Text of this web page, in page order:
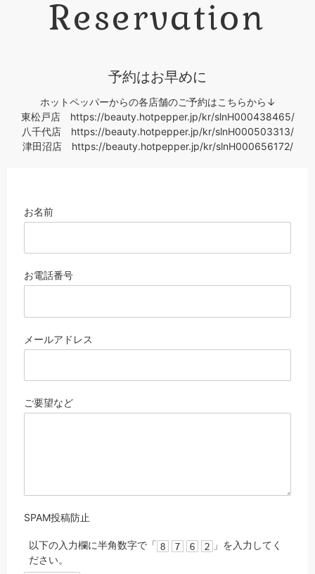
Reservation
予約はお早めに
ホットペッパーからの各店舗のご予約はこちらから↓
東松戸店 https://beauty.hotpepper.jp/kr/slnH000438465/
八千代店 https://beauty.hotpepper.jp/kr/slnH000503313/
津田沼店 https://beauty.hotpepper.jp/kr/slnH000656172/
お名前
お電話番号
メールアドレス
ご要望など
SPAM投稿防止
以下の入力欄に半角数字で「
」を入力してく
ださい。